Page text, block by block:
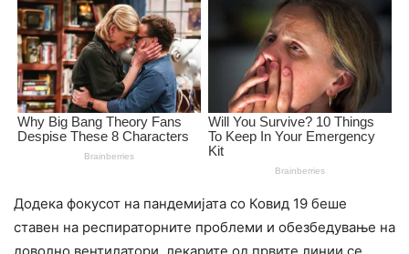
Додека фокусот на пандемијата со Ковид 19 беше
ставен на респираторните проблеми и обезбедување на